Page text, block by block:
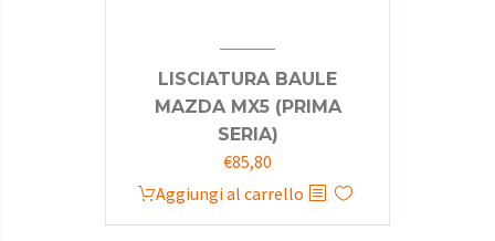
LISCIATURA BAULE
MAZDA MX5 (PRIMA
SERIA)
Il
prezzo
€85,80
prezzo
Aggiungi al carrello